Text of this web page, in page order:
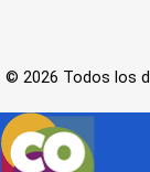
© 2026 Todos los